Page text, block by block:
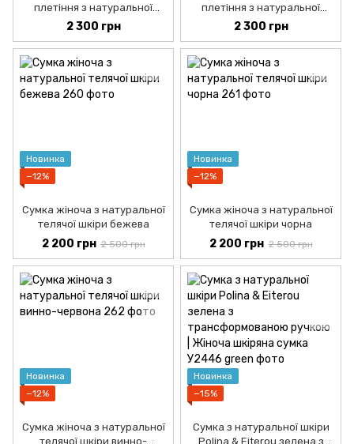
плетіння з натуральної
телячої шкіри чорний
2 300 грн
плетіння з натуральної
телячої шкіри коричнева
2 300 грн
Новинка
−12%
Сумка жіноча з натуральної
телячої шкіри бежева
2 200 грн 2 500 грн
Новинка
−12%
Сумка жіноча з натуральної
телячої шкіри чорна
2 200 грн 2 500 грн
Новинка
−12%
Сумка жіноча з натуральної
телячої шкіри винно-
Новинка
−15%
Сумка з натуральної шкіри
Polina & Eiterou зелена з